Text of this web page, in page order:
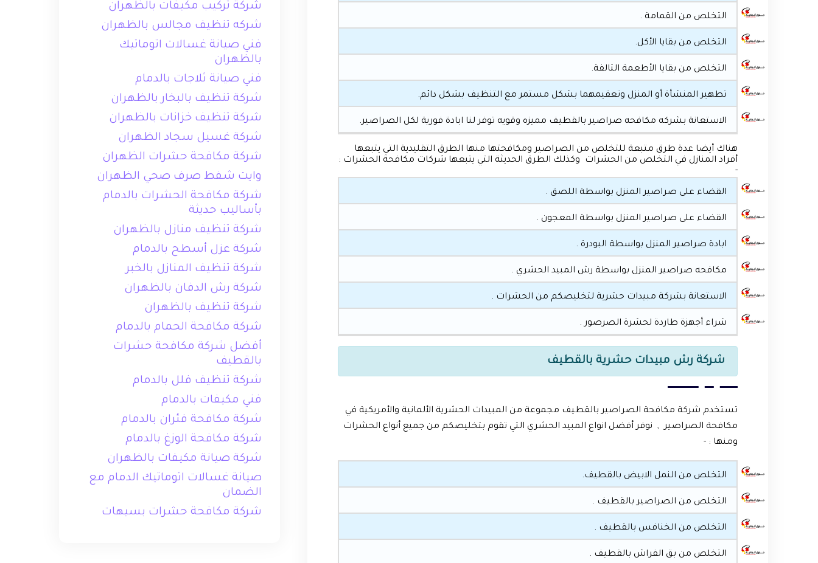
التخلص من القمامة .
التخلص من بقايا الأكل.
التخلص من بقايا الأطعمة التالفة.
تطهير المنشأة أو المنزل وتعقيمهما بشكل مستمر مع التنظيف بشكل دائم.
الاستعانة بشركه مكافحه صراصير بالقطيف مميزه وقويه توفر لنا ابادة فورية لكل الصراصير.
هناك أيضا عدة طرق متبعة للتخلص من الصراصير ومكافحتها منها الطرق التقليدية التي يتبعها
أفراد المنازل في التخلص من الحشرات وكذلك الطرق الحديثة التي يتبعها شركات مكافحة الحشرات :
-
القضاء على صراصير المنزل بواسطة اللصق .
القضاء على صراصير المنزل بواسطة المعجون .
ابادة صراصير المنزل بواسطة البودرة .
مكافحه صراصير المنزل بواسطة رش المبيد الحشري .
الاستعانة بشركة مبيدات حشرية لتخليصكم من الحشرات .
شراء أجهزة طاردة لحشرة الصرصور .
شركة رش مبيدات حشرية بالقطيف
تستخدم شركة مكافحة الصراصير بالقطيف مجموعة من المبيدات الحشرية الألمانية والأمريكية في
مكافحة الصراصير , نوفر أفضل انواع المبيد الحشري التي تقوم بتخليصكم من جميع أنواع الحشرات
ومنها : -
التخلص من النمل الابيض بالقطيف.
التخلص من الصراصير بالقطيف .
التخلص من الخنافس بالقطيف .
التخلص من بق الفراش بالقطيف .
شركة تركيب مكيفات بالظهران
شركه تنظيف مجالس بالظهران
فني صيانة غسالات اتوماتيك
بالظهران
فني صيانة ثلاجات بالدمام
شركة تنظيف بالبخار بالظهران
شركة تنظيف خزانات بالظهران
شركة غسيل سجاد الظهران
شركة مكافحة حشرات الظهران
وايت شفط صرف صحي الظهران
شركة مكافحة الحشرات بالدمام
بأساليب حديثة
شركة تنظيف منازل بالظهران
شركة عزل أسطح بالدمام
شركة تنظيف المنازل بالخبر
شركة رش الدفان بالظهران
شركة تنظيف بالظهران
شركة مكافحة الحمام بالدمام
أفضل شركة مكافحة حشرات
بالقطيف
شركة تنظيف فلل بالدمام
فني مكيفات بالدمام
شركة مكافحة فئران بالدمام
شركة مكافحة الوزغ بالدمام
شركة صيانة مكيفات بالظهران
صيانة غسالات اتوماتيك الدمام مع
الضمان
شركة مكافحة حشرات بسيهات